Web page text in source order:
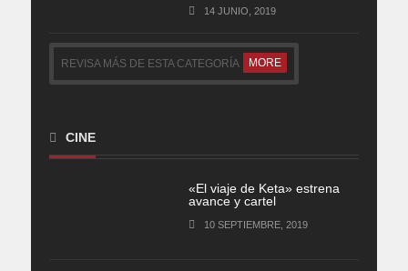
14 JUNIO, 2019
REVISA MÁS DE ESTA CATEGORÍA MORE
CINE
«El viaje de Keta» estrena
avance y cartel
10 SEPTIEMBRE, 2019